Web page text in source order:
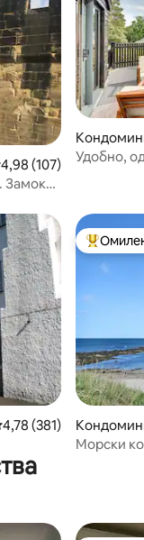
оцена: 4,98
4,98 (107)
Замок
Удобно,
оцена: 4,78
4,78 (381)
Меѓу
Морски